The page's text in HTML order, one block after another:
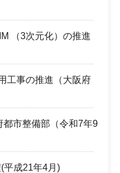
（3次元化）の推進
工事の推進（大阪府
市整備部（令和7年9
平成21年4月)